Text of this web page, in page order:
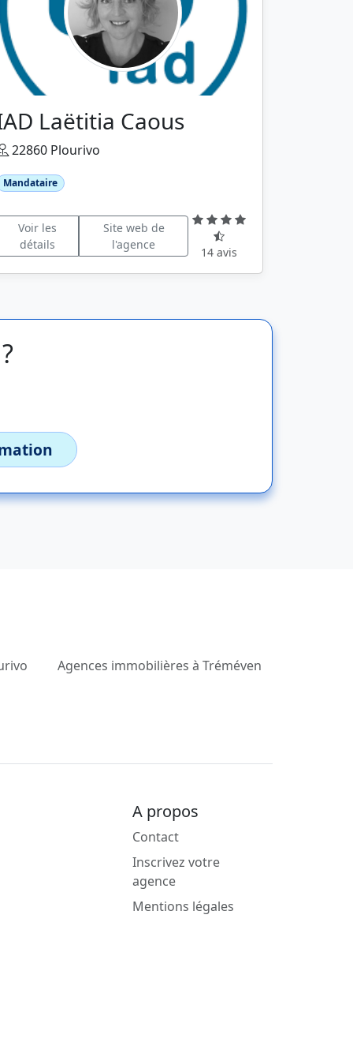
Laëtitia Caous
22860 Plourivo
Mandataire
Voir les
détails
Site web de
l'agence
14 avis
Agences immobilières à Tréméven
A propos
Contact
Inscrivez votre
agence
Mentions légales